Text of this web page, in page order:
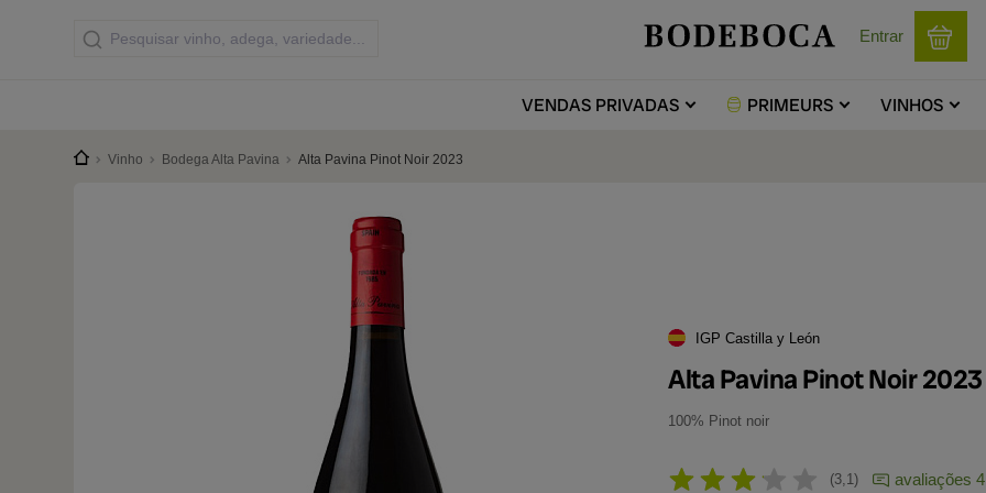
Entrar
VENDASPRIVADAS PRIMEURS VINHOS
Vinho Bodega Alta Pavina Alta Pavina Pinot Noir 2023
IGP Castilla y León
Alta Pavina Pinot Noir 2023
100% Pinot noir
3,1 avaliações 4